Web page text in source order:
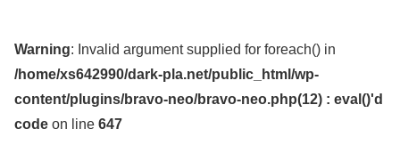
Warning: Invalid argument supplied for foreach() in
/home/xs642990/dark-pla.net/public_html/wp-
content/plugins/bravo-neo/bravo-neo.php(12) : eval()'d
code on line 647